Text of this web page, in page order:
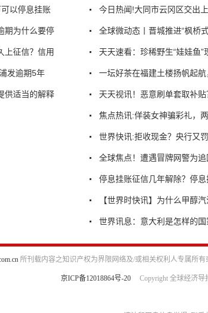
以停息挂账
期为什么要停
上征信？信用
发逾期5年
供适当的解释
今日热闻!大同市云冈区交出
全球微动态丨晋城推进“枫桥
天天速看：珍稀野生“娃娃鱼”
一坛好茶在福建土楼扬帆起
天天视讯！恶意刷单套取补
焦点热讯:佯装女神骗彩礼，
世界快讯:拒收现金？央行又
全球焦点！遭遇冒牌网警为
停息挂账征信几年解除？停
【世界时快讯】为什么甲醇
世界讯息：意大利是怎样的
所刊载内容之知识产权为界限网络及/或相关权利人专属所
京ICP备12018864号-20 Copyright 全球经济导